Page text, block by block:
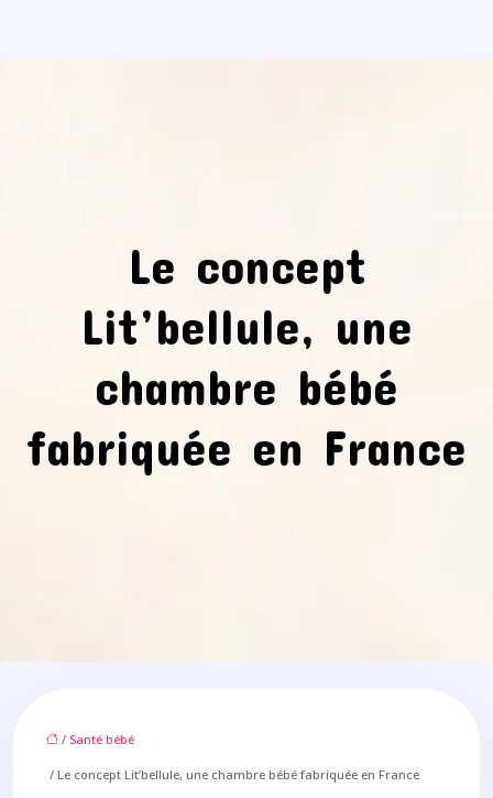
Le concept
Lit’bellule, une
chambre bébé
fabriquée en France
/ Santé bébé
/ Le concept Lit’bellule, une chambre bébé fabriquée en France